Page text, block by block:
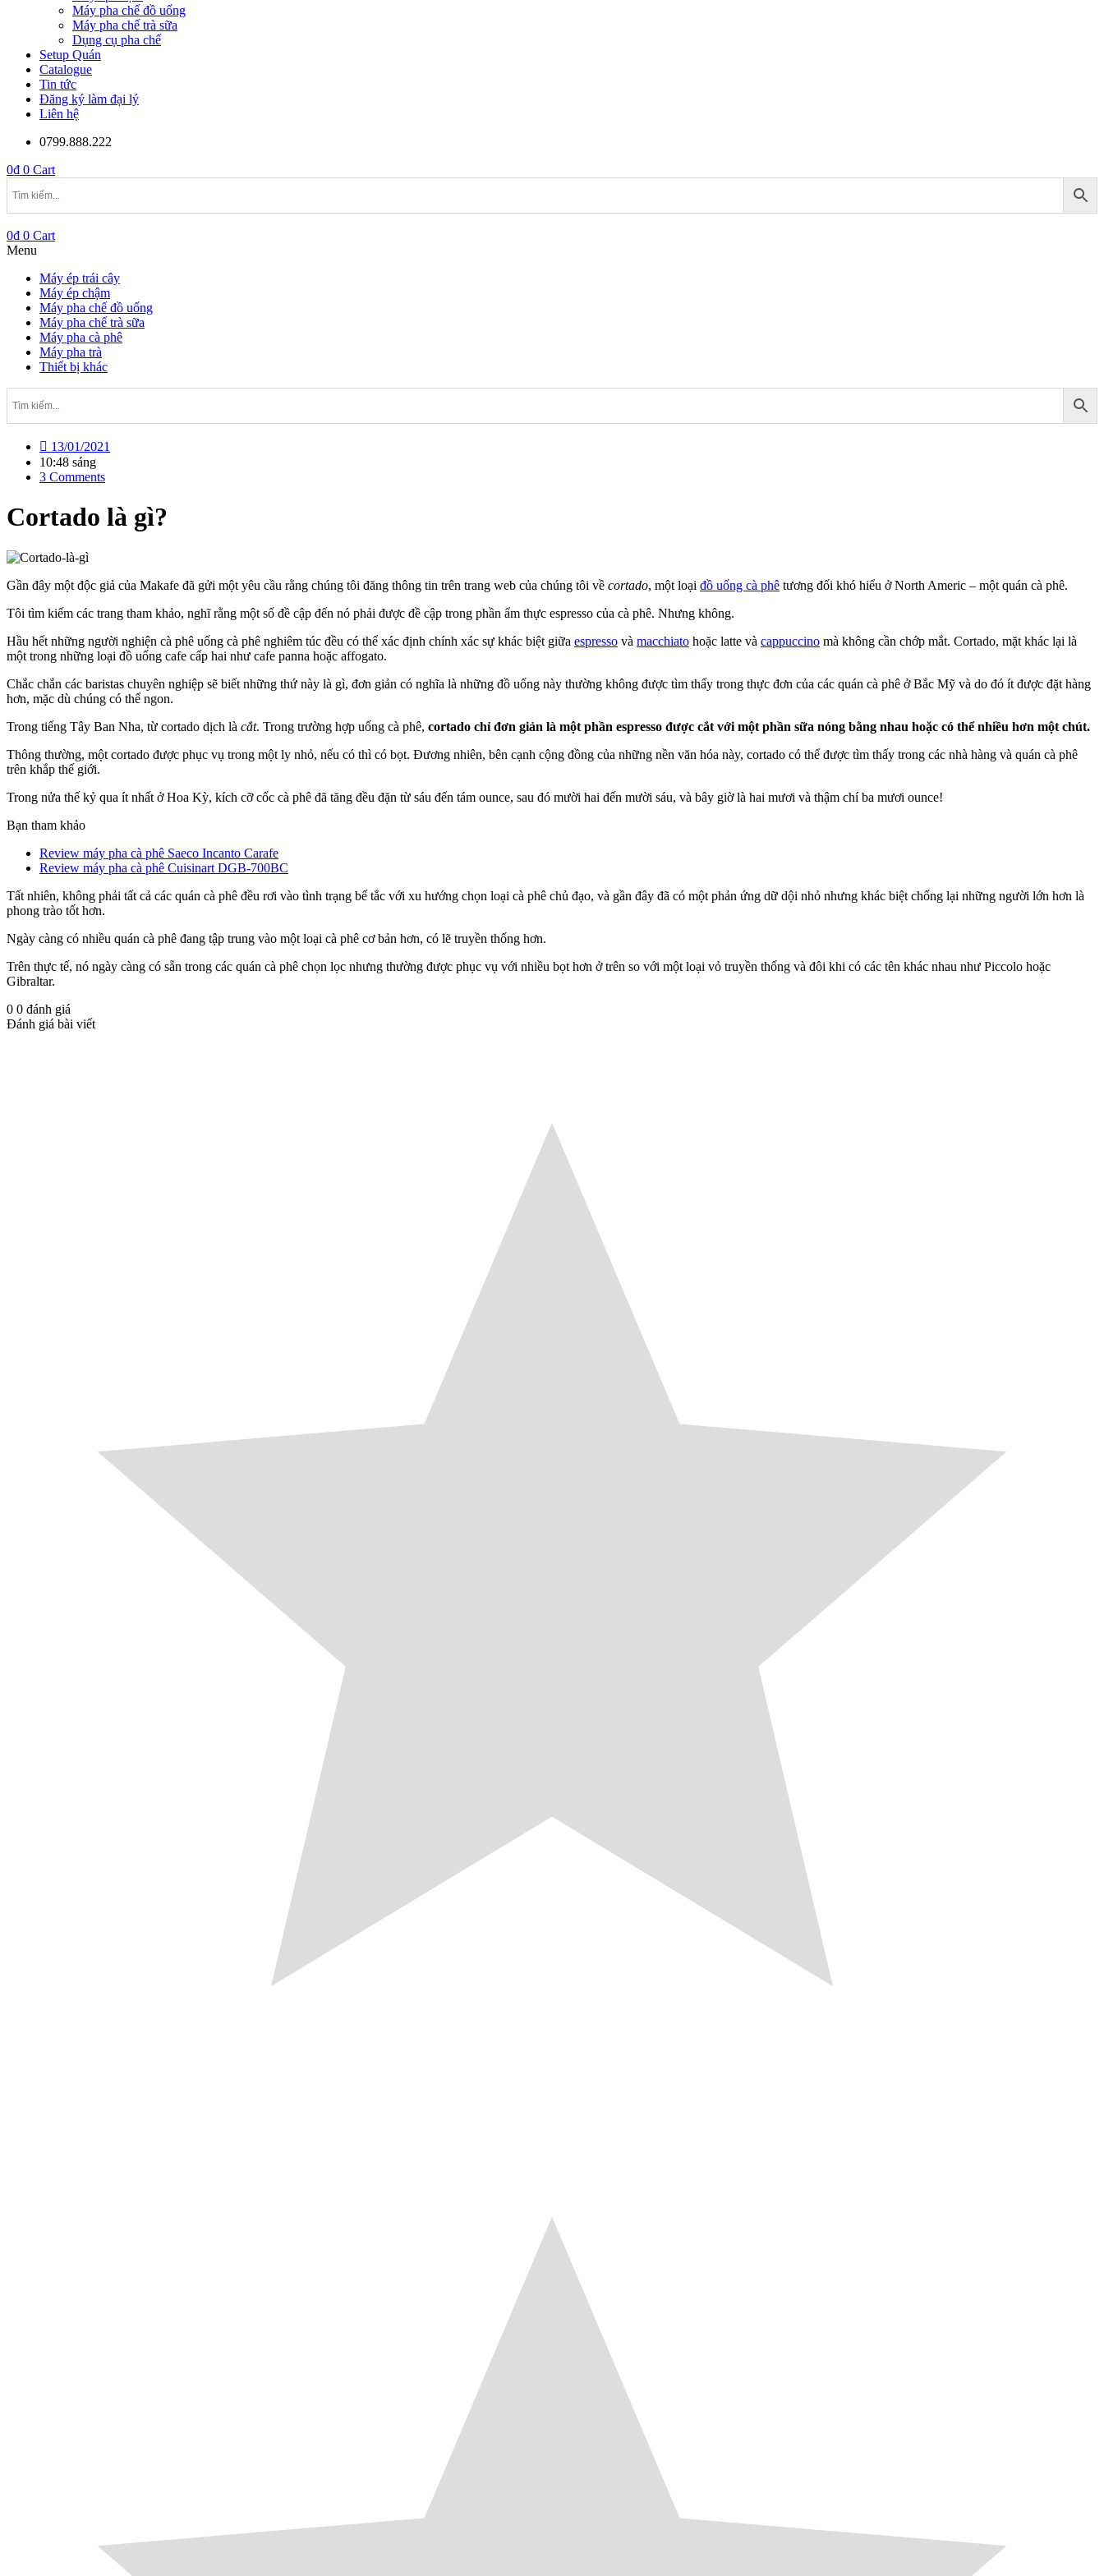
Máy pha chế đồ uống
Máy pha chế trà sữa
Dụng cụ pha chế
Setup Quán
Catalogue
Tin tức
Đăng ký làm đại lý
Liên hệ
0799.888.222
0₫ 0 Cart
0₫ 0 Cart
Menu
Máy ép trái cây
Máy ép chậm
Máy pha chế đồ uống
Máy pha chế trà sữa
Máy pha cà phê
Máy pha trà
Thiết bị khác
13/01/2021
10:48 sáng
3 Comments
Cortado là gì?
Gần đây một độc giả của Makafe đã gửi một yêu cầu rằng chúng tôi đăng thông tin trên trang web của chúng tôi về cortado, một loại đồ uống cà phê tương đối khó hiểu ở North Americ – một quán cà phê.
Tôi tìm kiếm các trang tham khảo, nghĩ rằng một số đề cập đến nó phải được đề cập trong phần ẩm thực espresso của cà phê. Nhưng không.
Hầu hết những người nghiện cà phê uống cà phê nghiêm túc đều có thể xác định chính xác sự khác biệt giữa espresso và macchiato hoặc latte và cappuccino mà không cần chớp mắt. Cortado, mặt khác lại là
một trong những loại đồ uống cafe cấp hai như cafe panna hoặc affogato.
Chắc chắn các baristas chuyên nghiệp sẽ biết những thứ này là gì, đơn giản có nghĩa là những đồ uống này thường không được tìm thấy trong thực đơn của các quán cà phê ở Bắc Mỹ và do đó ít được đặt hàng
hơn, mặc dù chúng có thể ngon.
Trong tiếng Tây Ban Nha, từ cortado dịch là cắt. Trong trường hợp uống cà phê, cortado chỉ đơn giản là một phần espresso được cắt với một phần sữa nóng bằng nhau hoặc có thể nhiều hơn một chút.
Thông thường, một cortado được phục vụ trong một ly nhỏ, nếu có thì có bọt. Đương nhiên, bên cạnh cộng đồng của những nền văn hóa này, cortado có thể được tìm thấy trong các nhà hàng và quán cà phê
trên khắp thế giới.
Trong nửa thế kỷ qua ít nhất ở Hoa Kỳ, kích cỡ cốc cà phê đã tăng đều đặn từ sáu đến tám ounce, sau đó mười hai đến mười sáu, và bây giờ là hai mươi và thậm chí ba mươi ounce!
Bạn tham khảo
Review máy pha cà phê Saeco Incanto Carafe
Review máy pha cà phê Cuisinart DGB-700BC
Tất nhiên, không phải tất cả các quán cà phê đều rơi vào tình trạng bế tắc với xu hướng chọn loại cà phê chủ đạo, và gần đây đã có một phản ứng dữ dội nhỏ nhưng khác biệt chống lại những người lớn hơn là
phong trào tốt hơn.
Ngày càng có nhiều quán cà phê đang tập trung vào một loại cà phê cơ bản hơn, có lẽ truyền thống hơn.
Trên thực tế, nó ngày càng có sẵn trong các quán cà phê chọn lọc nhưng thường được phục vụ với nhiều bọt hơn ở trên so với một loại vỏ truyền thống và đôi khi có các tên khác nhau như Piccolo hoặc
Gibraltar.
0 0 đánh giá
Đánh giá bài viết